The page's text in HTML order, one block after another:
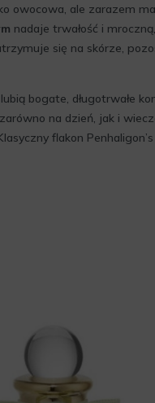
owocowa, ale zarazem
nadaje trwałość i
się na skórze,
bogate, długotrwałe
na dzień, jak i
flakon